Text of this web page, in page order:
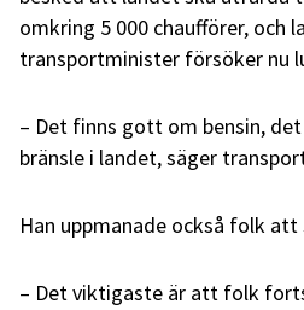
omkring 5 000 chaufförer, och
transportminister försöker nu
– Det finns gott om bensin,
bränsle i landet, säger
Han uppmanade också folk att
– Det viktigaste är att folk